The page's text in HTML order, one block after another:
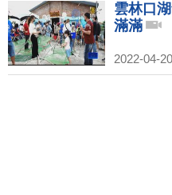
雲林口
滿滿
2022-04-